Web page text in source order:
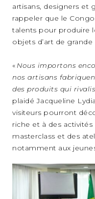
artisans, designers et
rappeler que le
talents pour produire
objets d’art de grande
« Nous importons
nos artisans
des produits qui
plaidé Jacqueline
visiteurs pourront
riche et à des
masterclass et des
notamment aux